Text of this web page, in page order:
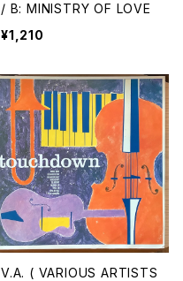
/ B: MINISTRY OF LOVE
¥1,210
V.A. ( VARIOUS ARTISTS